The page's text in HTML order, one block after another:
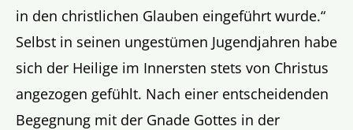
in den christlichen Glauben eingeführt wurde.“
Selbst in seinen ungestümen Jugendjahren habe
sich der Heilige im Innersten stets von Christus
angezogen gefühlt. Nach einer entscheidenden
Begegnung mit der Gnade Gottes in der